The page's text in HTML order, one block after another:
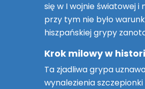
się w I wojnie światowej
przy tym nie było
hiszpańskiej grypy
Krok milowy w
Ta zjadliwa grypa
wynalezienia